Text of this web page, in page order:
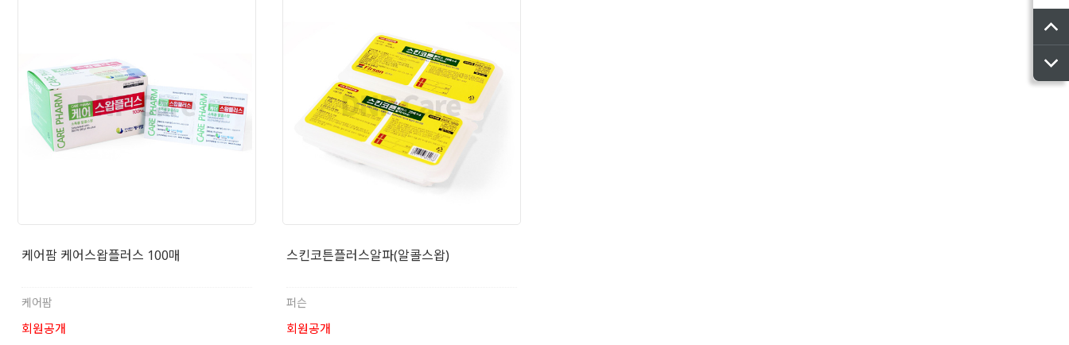
케어팜 케어스왑플러스 100매
케어팜
회원공개
스킨코튼플러스알파(알콜스왑)
퍼슨
회원공개